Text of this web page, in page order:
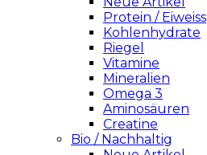
Protein / Eiweiss
Kohlenhydrate
Riegel
Vitamine
Mineralien
Omega 3
Aminosäuren
Creatine
Bio / Nachhaltig